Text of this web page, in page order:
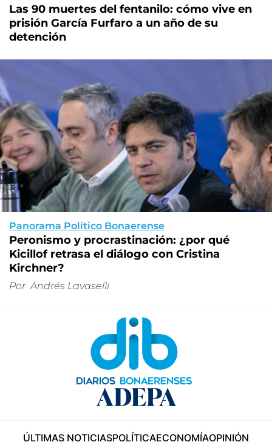
Las 90 muertes del fentanilo: cómo vive en
prisión García Furfaro a un año de su
detención
Panorama Político Bonaerense
Peronismo y procrastinación: ¿por qué
Kicillof retrasa el diálogo con Cristina
Kirchner?
Por Andrés Lavaselli
ÚLTIMAS NOTICIASPOLÍTICAECONOMÍAOPINIÓN